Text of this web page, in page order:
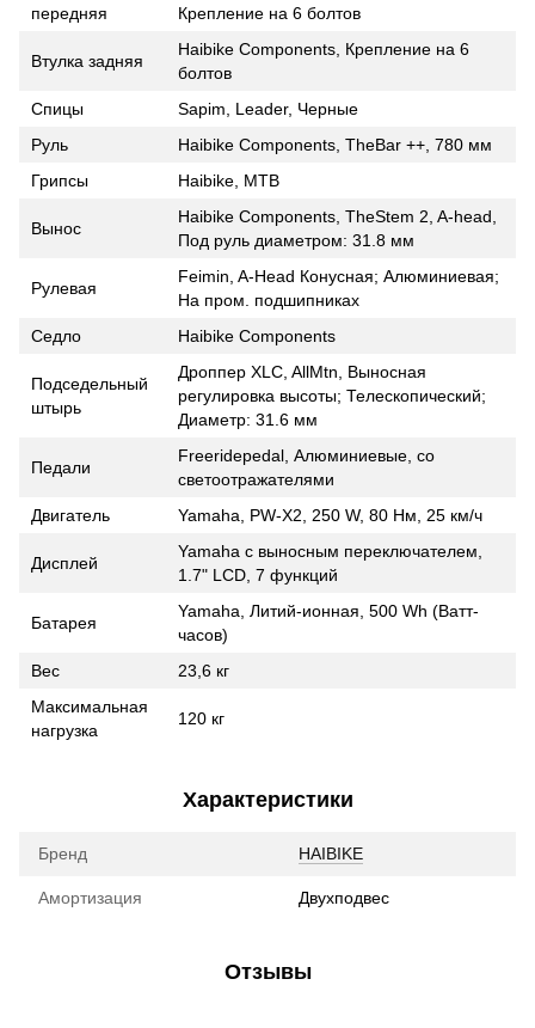
передняя
Крепление на 6 болтов
Втулка задняя
Haibike Components, Крепление на 6
болтов
Спицы
Sapim, Leader, Черные
Руль
Haibike Components, TheBar ++, 780 мм
Грипсы
Haibike, MTB
Вынос
Haibike Components, TheStem 2, A-head,
Под руль диаметром: 31.8 мм
Рулевая
Feimin, A-Head Конусная; Алюминиевая;
На пром. подшипниках
Седло
Haibike Components
Подседельный
штырь
Дроппер XLC, AllMtn, Выносная
регулировка высоты; Телескопический;
Диаметр: 31.6 мм
Педали
Freeridepedal, Алюминиевые, со
светоотражателями
Двигатель
Yamaha, PW-X2, 250 W, 80 Нм, 25 км/ч
Дисплей
Yamaha с выносным переключателем,
1.7" LCD, 7 функций
Батарея
Yamaha, Литий-ионная, 500 Wh (Ватт-
часов)
Вес
23,6 кг
Максимальная
нагрузка
120 кг
Характеристики
Бренд HAIBIKE
Амортизация Двухподвес
Отзывы